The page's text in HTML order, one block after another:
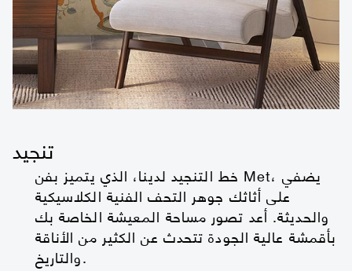
تنجيد
خط التنجيد لدينا، الذي يتميز بفن Met، يضفي
على أثاثك جوهر التحف الفنية الكلاسيكية
والحديثة. أعد تصور مساحة المعيشة الخاصة بك
بأقمشة عالية الجودة تتحدث عن الكثير من الأناقة
والتاريخ.